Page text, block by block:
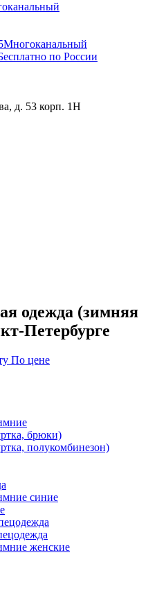
Многоканальный
по России
д. 53 корп. 1Н
одежда (зимняя
Петербурге
По цене
брюки)
полукомбинезон)
синие
женские